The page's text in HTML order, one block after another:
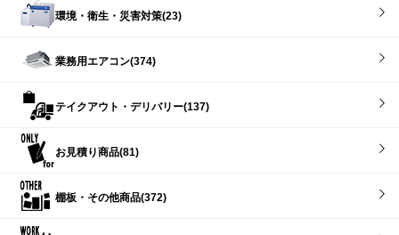
環境・衛生・災害対策(23)
業務用エアコン(374)
テイクアウト・デリバリー(137)
お見積り商品(81)
棚板・その他商品(372)